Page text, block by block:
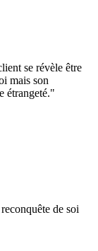
se révèle être
mais son
étrangeté."
de soi